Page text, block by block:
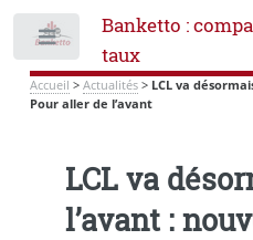
Banketto :
taux
Accueil > Actualités> LCL va
Pour aller de l’avant
LCL va
l’avant :